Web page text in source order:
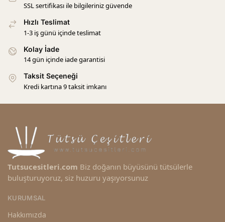
SSL sertifikası ile bilgileriniz güvende
Hızlı Teslimat
1-3 iş günü içinde teslimat
Kolay İade
14 gün içinde iade garantisi
Taksit Seçeneği
Kredi kartına 9 taksit imkanı
Tutsucesitleri.com Biz doğanın büyüsünü tütsülerle
buluşturuyoruz, siz huzuru yaşıyorsunuz
KURUMSAL
Hakkımızda